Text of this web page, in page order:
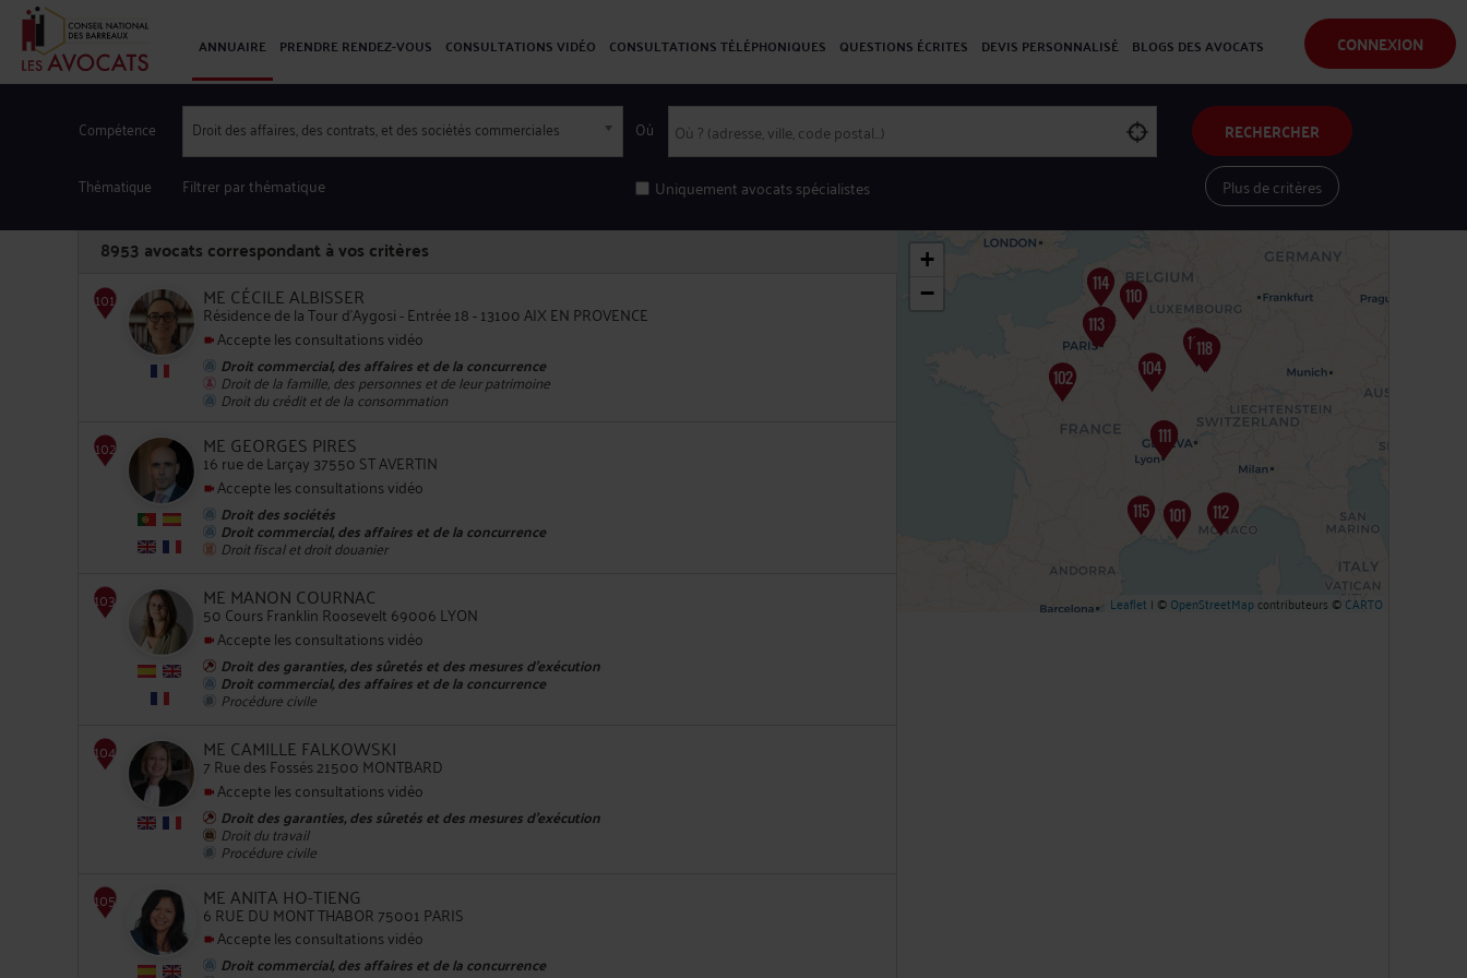
CONNEXION
ANNUAIRE PRENDRE RENDEZ-VOUS CONSULTATIONS VIDÉO CONSULTATIONS TÉLÉPHONIQUES QUESTIONS ÉCRITES DEVIS PERSONNALISÉ BLOGS DES AVOCATS
Compétence Droit des affaires, des contrats, et des sociétés commerciales
Thématique Filtrer par thématique
Où
Uniquement avocats spécialistes
RECHERCHER
Plus de critères
8953 avocats correspondant à vos critères
ME CÉCILE ALBISSER
Résidence de la Tour d'Aygosi - Entrée 18 - 13100 AIX EN PROVENCE
Accepte les consultations vidéo
Droit commercial, des affaires et de la concurrence
Droit de la famille, des personnes et de leur patrimoine
Droit du crédit et de la consommation
102
ME GEORGES PIRES
16 rue de Larçay 37550 ST AVERTIN
Accepte les consultations vidéo
Droit des sociétés
Droit commercial, des affaires et de la concurrence
Droit fiscal et droit douanier
103
ME MANON COURNAC
50 Cours Franklin Roosevelt 69006 LYON
Accepte les consultations vidéo
Droit des garanties, des sûretés et des mesures d'exécution
Droit commercial, des affaires et de la concurrence
Procédure civile
104
ME CAMILLE FALKOWSKI
7 Rue des Fossés 21500 MONTBARD
Accepte les consultations vidéo
Droit des garanties, des sûretés et des mesures d'exécution
Droit du travail
Procédure civile
ME ANITA HO-TIENG
6 RUE DU MONT THABOR 75001 PARIS
Accepte les consultations vidéo
Droit commercial, des affaires et de la concurrence
+
−
Leaflet | ©OpenStreetMapcontributeurs ©CARTO
Voir les avocats sur une carte